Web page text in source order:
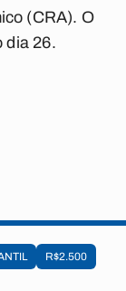
(CRA). O
dia 26.
R$2.500